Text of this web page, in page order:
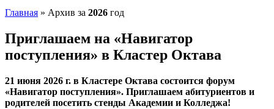
Главная » Архив за 2026 год
Приглашаем на «Навигатор
поступления» в Кластер Октава
21 июня 2026 г. в Кластере Октава состоится форум
«Навигатор поступления». Приглашаем абитуриентов и
родителей посетить стенды Академии и Колледжа!